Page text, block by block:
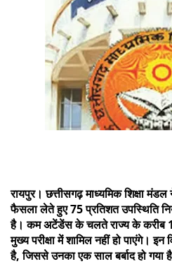
रायपुर। छत्तीसगढ़ माध्यमिक शिक्षा मंडल
फैसला लेते हुए 75 प्रतिशत उपस्थिति
है। कम अटेंडेंस के चलते राज्य के करीब
मुख्य परीक्षा में शामिल नहीं हो पाएंगे। इन
है, जिससे उनका एक साल बर्बाद हो गया